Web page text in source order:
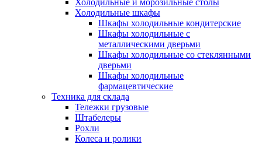
Холодильные и морозильные столы
Холодильные шкафы
Шкафы холодильные кондитерские
Шкафы холодильные с
металлическими дверьми
Шкафы холодильные со стеклянными
дверьми
Шкафы холодильные
фармацевтические
Техника для склада
Тележки грузовые
Штабелеры
Рохли
Колеса и ролики